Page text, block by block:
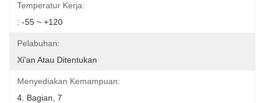
Temperatur Kerja:
: -55 ~ +120
Pelabuhan:
Xi'an Atau Ditentukan
Menyediakan Kemampuan:
4. Bagian, 7